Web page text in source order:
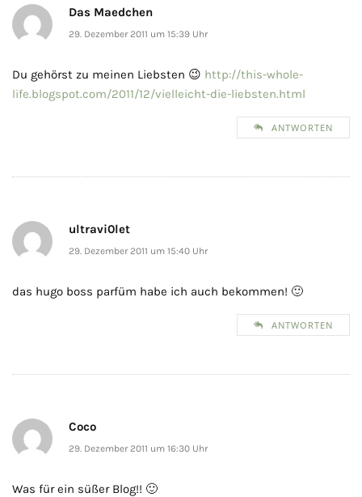
Das Maedchen
29. Dezember 2011 um 15:39 Uhr
Du gehörst zu meinen Liebsten 😉 http://this-whole-
life.blogspot.com/2011/12/vielleicht-die-liebsten.html
ANTWORTEN
ultravi0let
29. Dezember 2011 um 15:40 Uhr
das hugo boss parfüm habe ich auch bekommen! 🙂
ANTWORTEN
Coco
29. Dezember 2011 um 16:30 Uhr
Was für ein süßer Blog!! 🙂